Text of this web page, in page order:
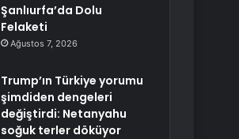
Şanlıurfa’da Dolu
Felaketi
Ağustos 7, 2026
Trump’ın Türkiye yorumu
şimdiden dengeleri
değiştirdi: Netanyahu
soğuk terler döküyor